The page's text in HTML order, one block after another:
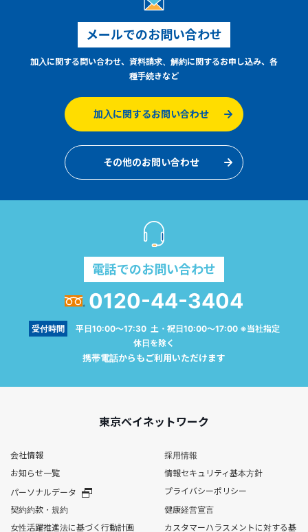
メールでのお問い合わせ
加入に関する問い合わせ、資料請求、解約に関するお申し込み、各
種手続きなど
加入に関するお問い合わせ
その他のお問い合わせ
電話でのお問い合わせ
0120-44-3404
受付時間
平日10:00～17:30 土・祝日10:00～17:00 ※当社指定
休日を除く
携帯電話からもご利用いただけます
東京ベイネットワーク
会社情報
採用情報
お知らせ一覧
情報セキュリティ基本方針
パーソナルデータ
プライバシーポリシー
契約約款・規約
健康経営宣言
女性活躍推進法に基づく行動計画
カスタマーハラスメントに対する基